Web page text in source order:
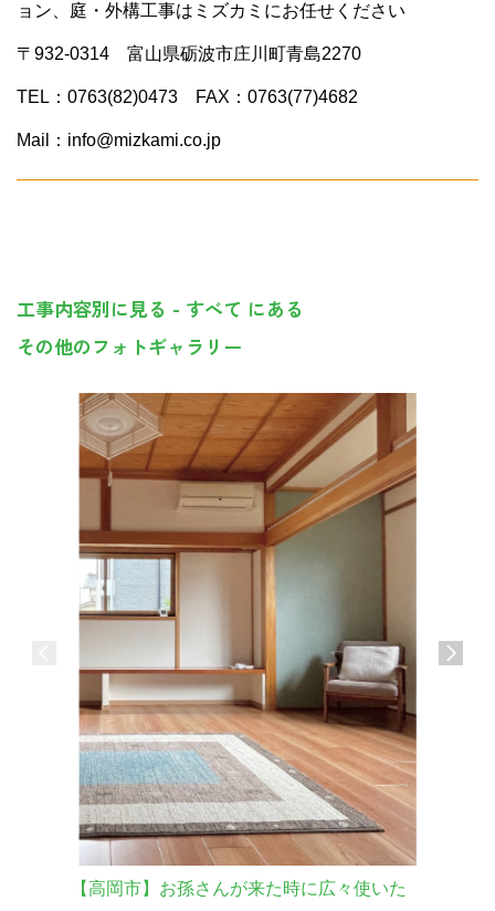
ョン、庭・外構工事はミズカミにお任せください
〒932-0314 富山県砺波市庄川町青島2270
TEL：0763(82)0473 FAX：0763(77)4682
Mail：info@mizkami.co.jp
工事内容別に見る - すべて にある
その他のフォトギャラリー
【高岡市】お孫さんが来た時に広々使いた